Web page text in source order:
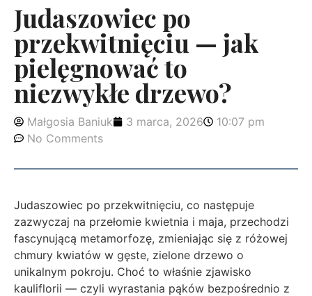
Judaszowiec po
przekwitnięciu — jak
pielęgnować to
niezwykłe drzewo?
Małgosia Baniuk 3 marca, 2026
10:07 pm
No Comments
Judaszowiec po przekwitnięciu, co następuje
zazwyczaj na przełomie kwietnia i maja, przechodzi
fascynującą metamorfozę, zmieniając się z różowej
chmury kwiatów w gęste, zielone drzewo o
unikalnym pokroju. Choć to właśnie zjawisko
kauliflorii — czyli wyrastania pąków bezpośrednio z